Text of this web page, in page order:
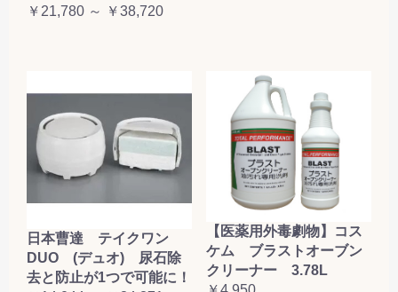
￥21,780 ～ ￥38,720
日本曹達 テイクワン
DUO (デュオ) 尿石除
去と防止が1つで可能に！
【医薬用外毒劇物】コス
ケム ブラストオーブン
クリーナー 3.78L